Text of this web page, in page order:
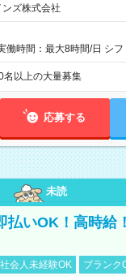
は本採用時と同じです。
ズ株式会社
働時間：最大8時間/日 シ
名以上の大量募集
応募する
未読
払いOK！高時給
社会人未経験OK
ブランク